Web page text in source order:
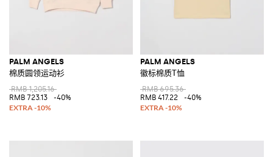
PALM ANGELS
棉质圆领运动衫
RMB 1,205.16
RMB 723.13
-40%
PALM ANGELS
徽标棉质T恤
RMB 695.36
RMB 417.22
-40%